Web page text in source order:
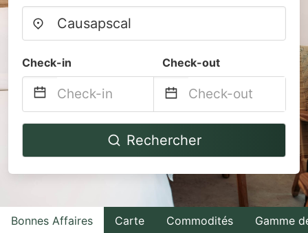
Check-in Check-out
Navigate
to
with
the
Navigate
backward
to
interact
with
the
Rechercher
Bonnes Affaires Carte Commodités Gamme